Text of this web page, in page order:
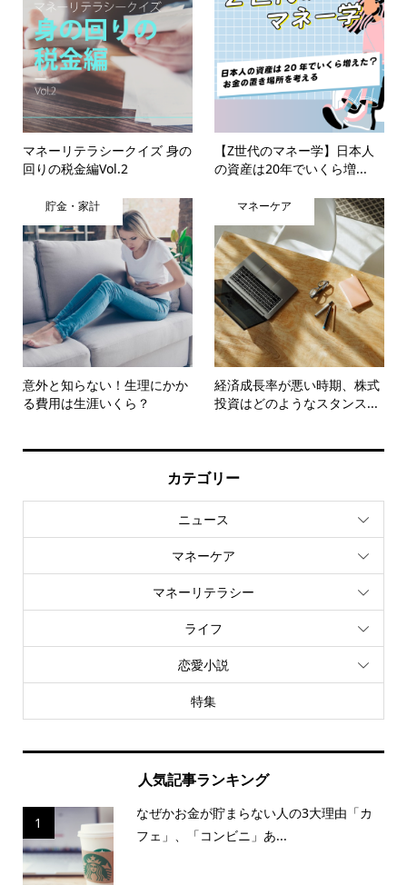
マネーリテラシークイズ 身の
回りの税金編Vol.2
【Z世代のマネー学】日本人
の資産は20年でいくら増...
貯金・家計
意外と知らない！生理にかか
る費用は生涯いくら？
マネーケア
経済成長率が悪い時期、株式
投資はどのようなスタンス...
カテゴリー
ニュース
マネーケア
マネーリテラシー
ライフ
恋愛小説
特集
人気記事ランキング
1
なぜかお金が貯まらない人の3大理由「カ
フェ」、「コンビニ」あ...